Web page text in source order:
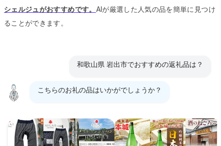
シェルジュがおすすめです。 AIが厳選した人気の品を簡単に見つけ
ることができます。
和歌山県 岩出市でおすすめの返礼品は？
こちらのお礼の品はいかがでしょうか？